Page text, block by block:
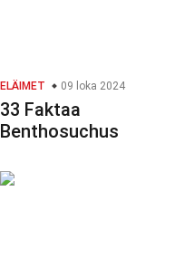
ELÄIMET 09 loka 2024
33 Faktaa
Benthosuchus